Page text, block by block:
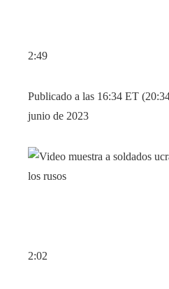
2:49
Publicado a las 16:34 ET
junio de 2023
2:02